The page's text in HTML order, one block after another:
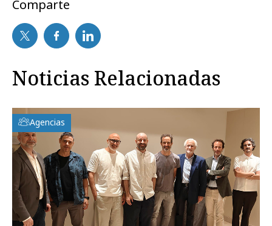
Comparte
Noticias Relacionadas
Agencias